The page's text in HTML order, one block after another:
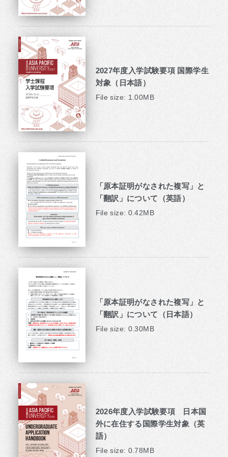
2027年度入学試験要項 国際学生
対象（日本語）
File size: 1.00MB
「原本証明がなされた複写」と
「翻訳」について（英語）
File size: 0.42MB
「原本証明がなされた複写」と
「翻訳」について（日本語）
File size: 0.30MB
2026年度入学試験要項 日本国
外に在住する国際学生対象（英
語）
File size: 0.78MB